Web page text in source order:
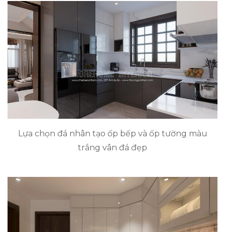
Lựa chọn đá nhân tạo ốp bếp và ốp tường màu
trắng vân đá đẹp